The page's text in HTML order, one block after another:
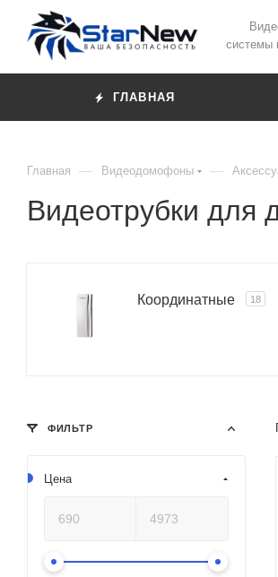
системы
ГЛАВНАЯ
Главная — Видеодомофоны —
Видеотрубки для
Координатные 18
ФИЛЬТР
Цена